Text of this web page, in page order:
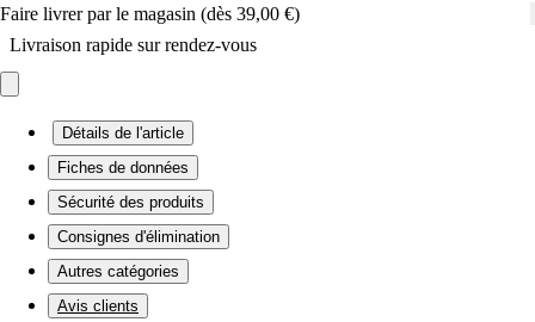
Faire livrer par le magasin (dès 39,00 €)
Livraison rapide sur rendez-vous
Détails de l'article
Fiches de données
Sécurité des produits
Consignes d'élimination
Autres catégories
Avis clients